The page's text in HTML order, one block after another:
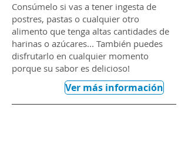
Consúmelo si vas a tener ingesta de
postres, pastas o cualquier otro
alimento que tenga altas cantidades de
harinas o azúcares... También puedes
disfrutarlo en cualquier momento
porque su sabor es delicioso!
Ver más información